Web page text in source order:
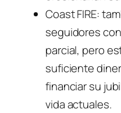
Coast FIRE:
seguidores
parcial, pero
suficiente
financiar su
vida actuales.